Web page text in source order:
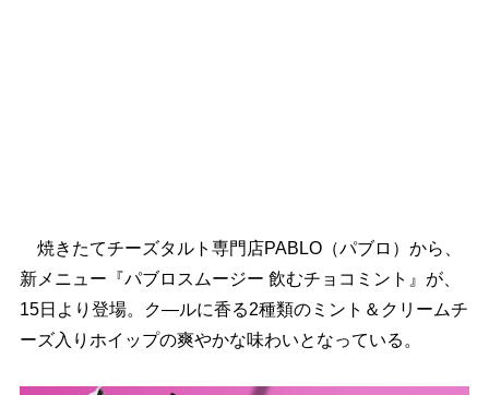
焼きたてチーズタルト専門店PABLO（パブロ）から、
新メニュー『パブロスムージー 飲むチョコミント』が、
15日より登場。ク―ルに香る2種類のミント＆クリームチ
ーズ入りホイップの爽やかな味わいとなっている。